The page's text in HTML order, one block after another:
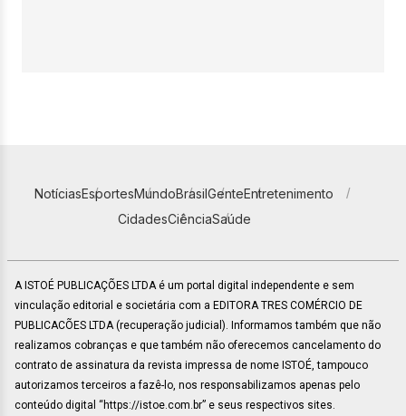
NotíciasEsportesMundoBrasilGenteEntretenimento
CidadesCiênciaSaúde
A ISTOÉ PUBLICAÇÕES LTDA é um portal digital independente e sem
vinculação editorial e societária com a EDITORA TRES COMÉRCIO DE
PUBLICACÕES LTDA (recuperação judicial). Informamos também que não
realizamos cobranças e que também não oferecemos cancelamento do
contrato de assinatura da revista impressa de nome ISTOÉ, tampouco
autorizamos terceiros a fazê-lo, nos responsabilizamos apenas pelo
conteúdo digital “https://istoe.com.br” e seus respectivos sites.